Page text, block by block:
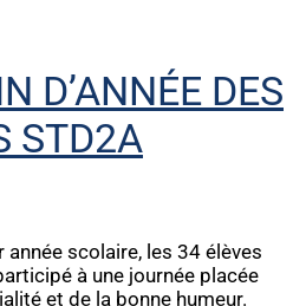
D’ANNÉE DES
STD2A
scolaire, les 34 élèves
à une journée placée
et de la bonne humeur.